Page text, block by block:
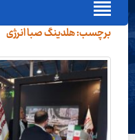
برچسب:هلدینگ صبا انرژی